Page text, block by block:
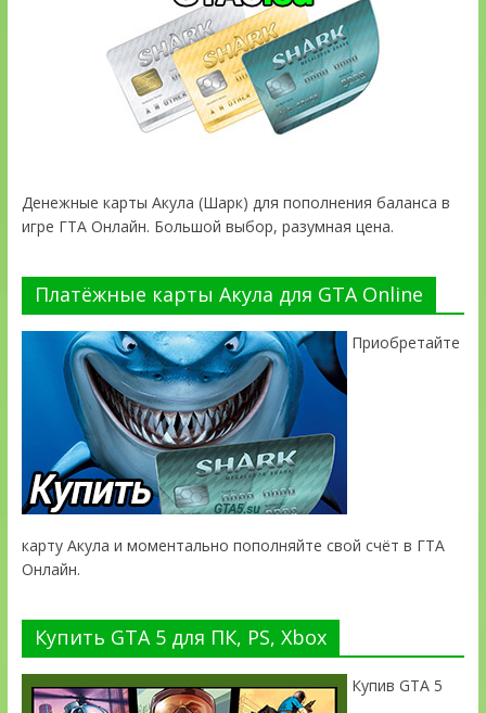
Денежные карты Акула (Шарк) для пополнения баланса в
игре ГТА Онлайн. Большой выбор, разумная цена.
Платёжные карты Акула для GTA Online
Приобретайте
карту Акула и моментально пополняйте свой счёт в ГТА
Онлайн.
Купить GTA 5 для ПК, PS, Xbox
Купив GTA 5